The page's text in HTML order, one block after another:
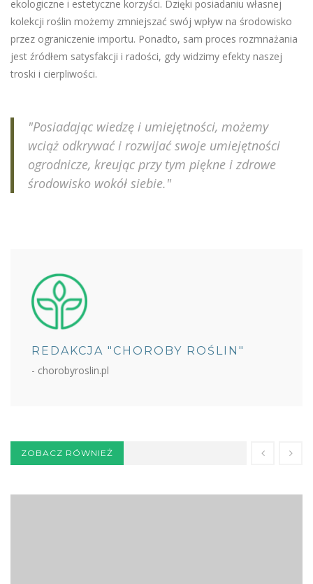
ekologiczne i estetyczne korzyści. Dzięki posiadaniu własnej
kolekcji roślin możemy zmniejszać swój wpływ na środowisko
przez ograniczenie importu. Ponadto, sam proces rozmnażania
jest źródłem satysfakcji i radości, gdy widzimy efekty naszej
troski i cierpliwości.
"Posiadając wiedzę i umiejętności, możemy
wciąż odkrywać i rozwijać swoje umiejętności
ogrodnicze, kreując przy tym piękne i zdrowe
środowisko wokół siebie."
REDAKCJA "CHOROBY ROŚLIN"
- chorobyroslin.pl
ZOBACZ RÓWNIEŻ